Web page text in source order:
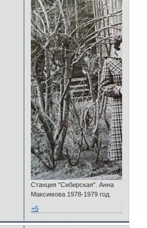
Станция "Сибирская". Анна
Максимова 1978-1979 год.
+5